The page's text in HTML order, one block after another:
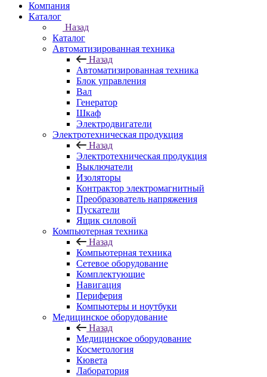
Компания
Каталог
Назад
Каталог
Автоматизированная техника
Назад
Автоматизированная техника
Блок управления
Вал
Генератор
Шкаф
Электродвигатели
Электротехническая продукция
Назад
Электротехническая продукция
Выключатели
Изоляторы
Контрактор электромагнитный
Преобразователь напряжения
Пускатели
Ящик силовой
Компьютерная техника
Назад
Компьютерная техника
Сетевое оборудование
Комплектующие
Навигация
Периферия
Компьютеры и ноутбуки
Медицинское оборудование
Назад
Медицинское оборудование
Косметология
Кювета
Лаборатория